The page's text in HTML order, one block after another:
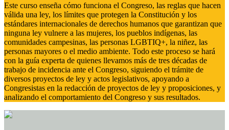
Este curso enseña cómo funciona el Congreso, las reglas que hacen
válida una ley, los límites que protegen la Constitución y los
estándares internacionales de derechos humanos que garantizan que
ninguna ley vulnere a las mujeres, los pueblos indígenas, las
comunidades campesinas, las personas LGBTIQ+, la niñez, las
personas mayores o el medio ambiente. Todo este proceso se hará
con la guía experta de quienes llevamos más de tres décadas de
trabajo de incidencia ante el Congreso, siguiendo el trámite de
diversos proyectos de ley y actos legislativos, apoyando a
Congresistas en la redacción de proyectos de ley y proposiciones, y
analizando el comportamiento del Congreso y sus resultados.